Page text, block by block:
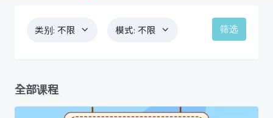
类别: 不限 模式: 不限 筛选
全部课程